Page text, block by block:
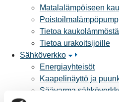
Matalalämpöiseen
Tietoa kaukolämmöstä
Tietoa urakoitsijoille
Sähköverkko
Energiayhteisöt
Kaapelinäyttö ja
Säävarma